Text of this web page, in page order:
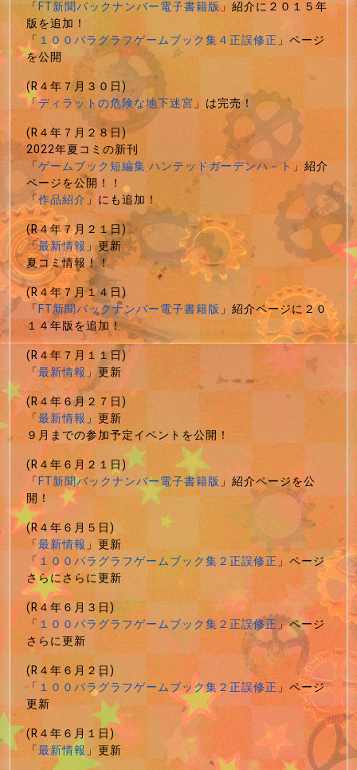
「FT新聞バックナンバー電子書籍版」紹介に２０１５年
版を追加！
「 １００パラグラフゲームブック集４正誤修正」ページ
を公開
(R４年７月３０日)
「ディラットの危険な地下迷宮」は完売！
(R４年７月２８日)
2022年夏コミの新刊
「ゲームブック短編集 ハンテッドガーデンハ－ト」紹介
ページを公開！！
「作品紹介」にも追加！
(R４年７月２１日)
「最新情報」更新
夏コミ情報！！
(R４年７月１４日)
「FT新聞バックナンバー電子書籍版」紹介ページに２０
１４年版を追加！
(R４年７月１１日)
「最新情報」更新
(R４年６月２７日)
「最新情報」更新
９月までの参加予定イベントを公開！
(R４年６月２１日)
「FT新聞バックナンバー電子書籍版」紹介ページを公
開！
(R４年６月５日)
「最新情報」更新
「 １００パラグラフゲームブック集２正誤修正」ページ
さらにさらに更新
(R４年６月３日)
「 １００パラグラフゲームブック集２正誤修正」ページ
さらに更新
(R４年６月２日)
「 １００パラグラフゲームブック集２正誤修正」ページ
更新
(R４年６月１日)
「最新情報」更新